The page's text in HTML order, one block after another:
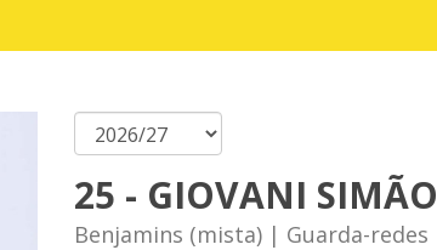
25 - GIOVANI SIMÃO
Benjamins (mista) | Guarda-redes